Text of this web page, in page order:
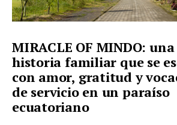
MIRACLE OF MINDO: una
historia familiar que se
con amor, gratitud y
de servicio en un paraíso
ecuatoriano